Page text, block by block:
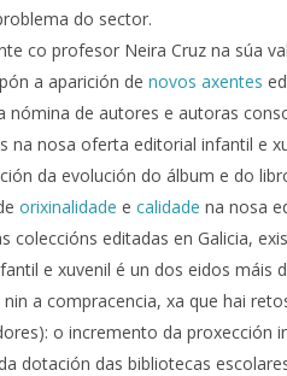
do sector.
co profesor Neira Cruz na súa
a aparición de novos axentes
nómina de autores e autoras
na nosa oferta editorial infantil e
da evolución do álbum e do
orixinalidade e calidade na nosa
coleccións editadas en Galicia,
e xuvenil é un dos eidos
a compracencia, xa que hai
o incremento da proxección
dotación das bibliotecas